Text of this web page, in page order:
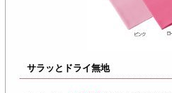
サラッとドライ無地